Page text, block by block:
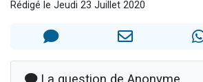
Dovan vient de donner son
Malgorzata vient de
Rédigé le Jeudi 23 Juillet 2020